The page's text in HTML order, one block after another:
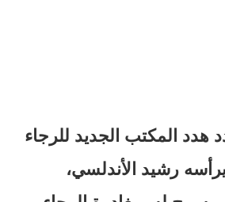
هدد المكتب الجديد للرجاء
رشيد الأندلسي،